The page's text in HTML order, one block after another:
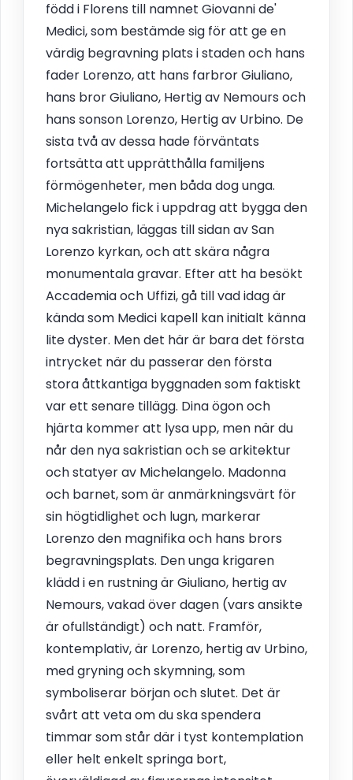
född i Florens till namnet Giovanni de'
Medici, som bestämde sig för att ge en
värdig begravning plats i staden och hans
fader Lorenzo, att hans farbror Giuliano,
hans bror Giuliano, Hertig av Nemours och
hans sonson Lorenzo, Hertig av Urbino. De
sista två av dessa hade förväntats
fortsätta att upprätthålla familjens
förmögenheter, men båda dog unga.
Michelangelo fick i uppdrag att bygga den
nya sakristian, läggas till sidan av San
Lorenzo kyrkan, och att skära några
monumentala gravar. Efter att ha besökt
Accademia och Uffizi, gå till vad idag är
kända som Medici kapell kan initialt känna
lite dyster. Men det här är bara det första
intrycket när du passerar den första
stora åttkantiga byggnaden som faktiskt
var ett senare tillägg. Dina ögon och
hjärta kommer att lysa upp, men när du
når den nya sakristian och se arkitektur
och statyer av Michelangelo. Madonna
och barnet, som är anmärkningsvärt för
sin högtidlighet och lugn, markerar
Lorenzo den magnifika och hans brors
begravningsplats. Den unga krigaren
klädd i en rustning är Giuliano, hertig av
Nemours, vakad över dagen (vars ansikte
är ofullständigt) och natt. Framför,
kontemplativ, är Lorenzo, hertig av Urbino,
med gryning och skymning, som
symboliserar början och slutet. Det är
svårt att veta om du ska spendera
timmar som står där i tyst kontemplation
eller helt enkelt springa bort,